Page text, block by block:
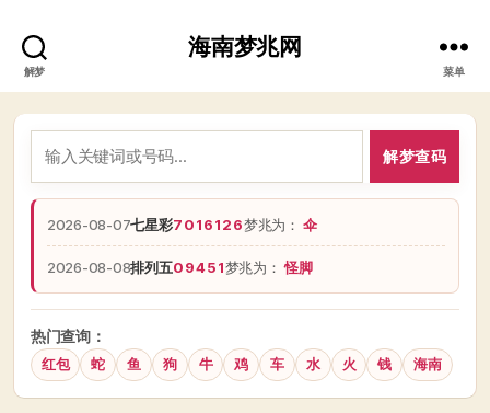
解梦
海南梦兆网
菜单
解梦查码
2026-08-07七星彩7016126梦兆为：伞
2026-08-08排列五09451梦兆为：怪脚
热门查询：
红包 蛇 鱼 狗 牛 鸡 车 水 火 钱 海南